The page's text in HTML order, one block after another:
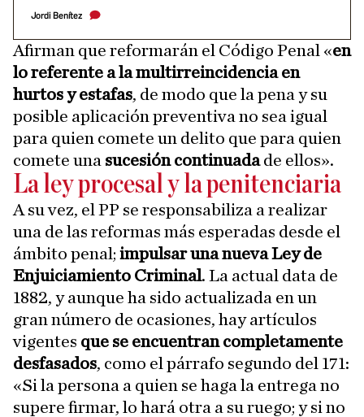
Jordi Benítez
Afirman que reformarán el Código Penal «en
lo referente a la multirreincidencia en
hurtos y estafas, de modo que la pena y su
posible aplicación preventiva no sea igual
para quien comete un delito que para quien
comete una sucesión continuadade ellos».
La ley procesal y la penitenciaria
A su vez, el PP se responsabiliza a realizar
una de las reformas más esperadas desde el
ámbito penal; impulsar una nueva Ley de
Enjuiciamiento Criminal. La actual data de
1882, y aunque ha sido actualizada en un
gran número de ocasiones, hay artículos
vigentes que se encuentran completamente
desfasados, como el párrafo segundo del 171:
«Si la persona a quien se haga la entrega no
supere firmar, lo hará otra a su ruego; y si no